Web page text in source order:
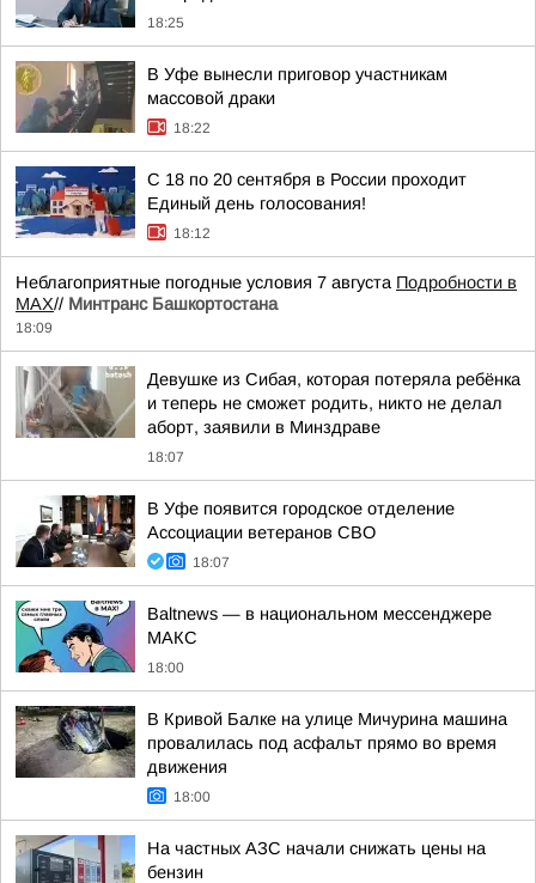
18:25
В Уфе вынесли приговор участникам
массовой драки
18:22
С 18 по 20 сентября в России проходит
Единый день голосования!
18:12
Неблагоприятные погодные условия 7 августа Подробности в
MAX// Минтранс Башкортостана
18:09
Девушке из Сибая, которая потеряла ребёнка
и теперь не сможет родить, никто не делал
аборт, заявили в Минздраве
18:07
В Уфе появится городское отделение
Ассоциации ветеранов СВО
18:07
Baltnews — в национальном мессенджере
МАКС
18:00
В Кривой Балке на улице Мичурина машина
провалилась под асфальт прямо во время
движения
18:00
На частных АЗС начали снижать цены на
бензин